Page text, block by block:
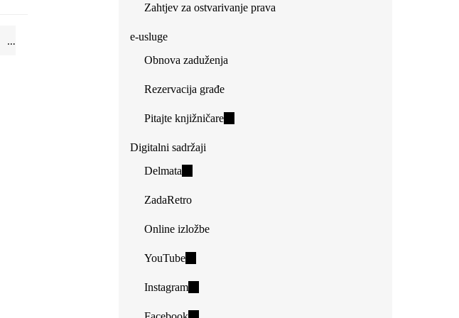
…
Zahtjev za ostvarivanje prava
e-usluge
Obnova zaduženja
Rezervacija građe
Pitajte knjižničare(link
Digitalni sadržaji
Delmata
external)
ZadaRetro
Online izložbe
YouTube(link
external)
Instagram(link